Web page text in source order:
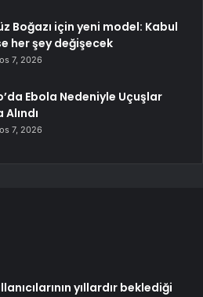
Boğazı için yeni model: Kabul
her şey değişecek
7, 2026
Ebola Nedeniyle Uçuşlar
Alındı
7, 2026
yıllardır beklediği